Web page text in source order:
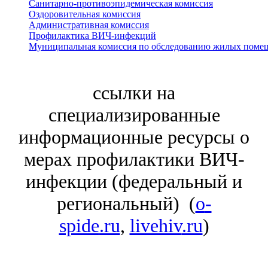
Санитарно-противоэпидемическая комиссия
Оздоровительная комиссия
Административная комиссия
Профилактика ВИЧ-инфекций
Муниципальная комиссия по обследованию жилых
ссылки на
специализированные
информационные ресурсы о
мерах профилактики ВИЧ-
инфекции (федеральный и
региональный) (o-
spide.ru, livehiv.ru)